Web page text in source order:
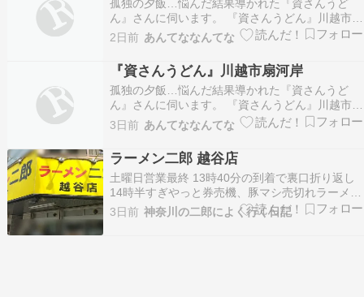
いいし、…
孤独の夕飯…悩んだ結果導かれた『資さんうど
ん』さんに伺います。 『資さんうどん』川越市扇
河岸 - 特命B級グルメ部長の報告書[埼玉] 続きを
読む
2日前 あんてななんてな
『資さんうどん』川越市扇河岸
孤独の夕飯…悩んだ結果導かれた『資さんうど
ん』さんに伺います。 『資さんうどん』川越市扇
河岸 - 特命B級グルメ部長の報告書[埼玉] 続きを
読む
3日前 あんてななんてな
ラーメン二郎 越谷店
土曜日営業最終 13時40分の到着で裏口折り返し
14時半すぎやっと券売機、豚マシ売切れラーメン
ぶた2枚をポチり 去年食べてないつけ麺にしよ お
店到着から1時間でルーミノさん前に着席 おニュ
3日前 神奈川の二郎によく行く日記